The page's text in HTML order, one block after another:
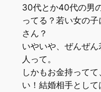
30代とか40代の男
ってる？若い女の
さん？
いやいや、 ぜんぜ
人って。
しかもお金持って
い！結婚相手として